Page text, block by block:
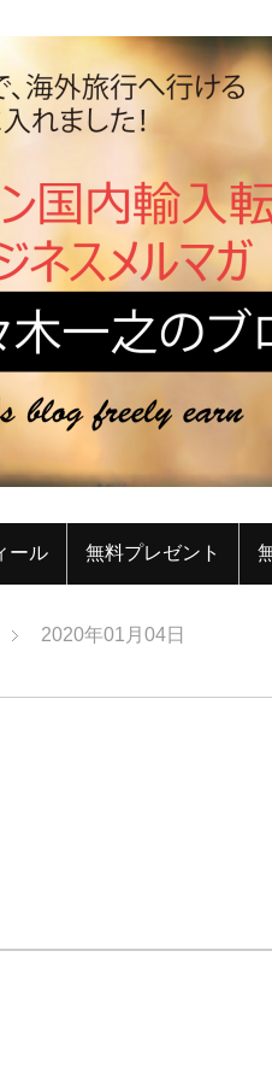
ール 無料プレゼント
2020年01月04日